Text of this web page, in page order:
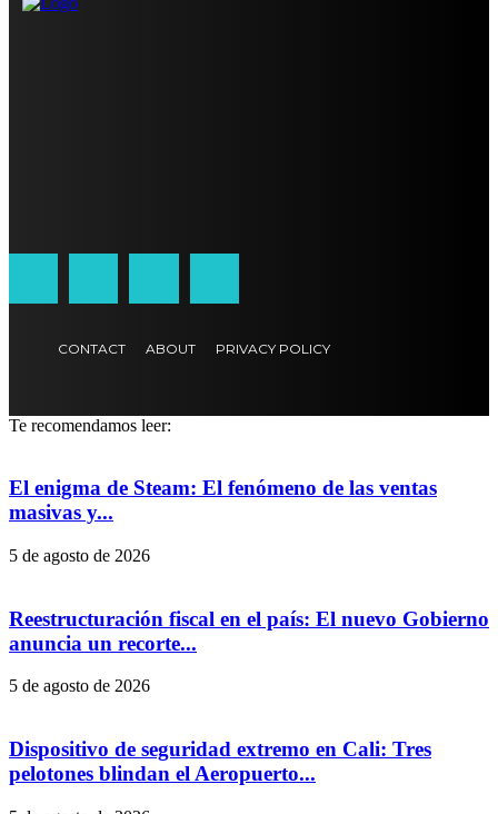
CONTACT ABOUT PRIVACY POLICY
Te recomendamos leer:
El enigma de Steam: El fenómeno de las ventas
masivas y...
5 de agosto de 2026
Reestructuración fiscal en el país: El nuevo Gobierno
anuncia un recorte...
5 de agosto de 2026
Dispositivo de seguridad extremo en Cali: Tres
pelotones blindan el Aeropuerto...